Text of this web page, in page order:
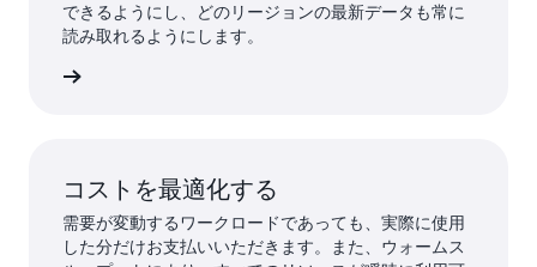
できるようにし、どのリージョンの最新データも常に
読み取れるようにします。
コストを最適化する
需要が変動するワークロードであっても、実際に使用
した分だけお支払いいただきます。また、ウォームス